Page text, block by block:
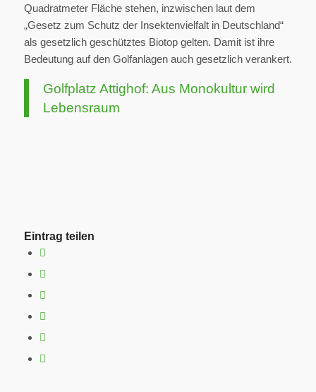
Quadratmeter Fläche stehen, inzwischen laut dem
„Gesetz zum Schutz der Insektenvielfalt in Deutschland“
als gesetzlich geschütztes Biotop gelten. Damit ist ihre
Bedeutung auf den Golfanlagen auch gesetzlich verankert.
Golfplatz Attighof: Aus Monokultur wird
Lebensraum
Eintrag teilen